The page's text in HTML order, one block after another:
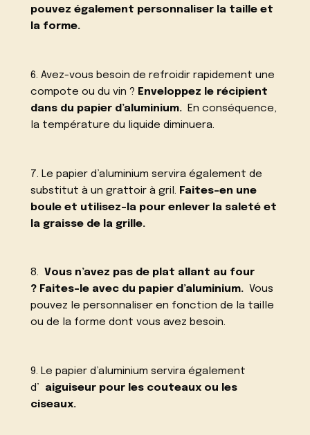
pouvez également personnaliser la taille et
la forme.
6. Avez-vous besoin de refroidir rapidement une
compote ou du vin ? Enveloppez le récipient
dans du papier d’aluminium.
En conséquence,
la température du liquide diminuera.
7. Le papier d’aluminium servira également de
substitut à un grattoir à gril. Faites-en une
boule et utilisez-la pour enlever la saleté et
la graisse de la grille.
8.Vous n’avez pas de plat allant au four
? Faites-le avec du papier d’aluminium. Vous
pouvez le personnaliser en fonction de la taille
ou de la forme dont vous avez besoin.
9. Le papier d’aluminium servira également
d’ aiguiseur pour les couteaux ou les
ciseaux.